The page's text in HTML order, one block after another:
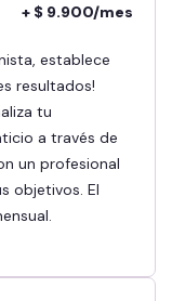
+ $ 9.900/mes
resultados!
tu
a través de
un profesional
objetivos. El